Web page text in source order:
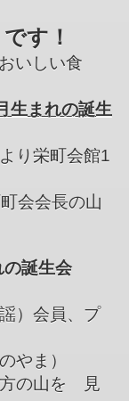
す！
いしい食
まれの誕生
り栄町会館1
会会長の山
誕生会
）会員、プ
ま）
の山を 見